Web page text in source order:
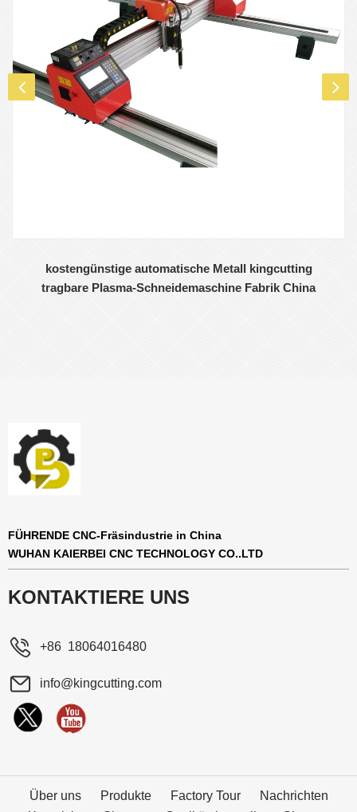
kostengünstige automatische Metall kingcutting
tragbare Plasma-Schneidemaschine Fabrik China
FÜHRENDE CNC-Fräsindustrie in China
WUHAN KAIERBEI CNC TECHNOLOGY CO..LTD
KONTAKTIERE UNS
+86 18064016480
info@kingcutting.com
Über uns Produkte Factory Tour
Nachrichten